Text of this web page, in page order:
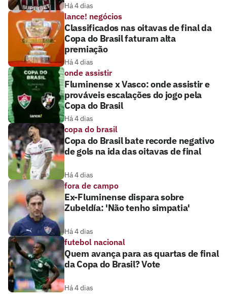
Há 4 dias
lance! negócios
Classificados nas oitavas de final da
Copa do Brasil faturam alta
premiação
Há 4 dias
onde assistir
Fluminense x Vasco: onde assistir e
prováveis escalações do jogo pela
Copa do Brasil
Há 4 dias
copa do brasil
Copa do Brasil bate recorde negativo
de gols na ida das oitavas de final
Há 4 dias
fora de campo
Ex-Fluminense dispara sobre
Zubeldía: 'Não tenho simpatia'
Há 4 dias
futebol nacional
Quem avança para as quartas de final
da Copa do Brasil? Vote
Há 4 dias